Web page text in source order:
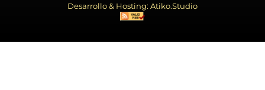
Desarrollo & Hosting: Atiko.Studio